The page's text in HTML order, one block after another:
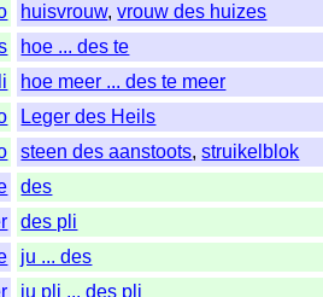
huisvrouw,vrouw des huizes
hoe ... des te
hoe meer ... des te meer
Leger des Heils
steen des aanstoots,struikelblok
des
des pli
ju ... des
ju pli ... des pli